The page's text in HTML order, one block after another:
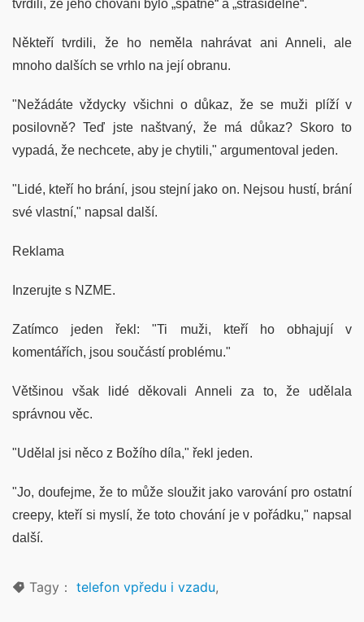
tvrdili, že jeho chování bylo „špatné“ a „strašidelné“.
Někteří tvrdili, že ho neměla nahrávat ani Anneli, ale
mnoho dalších se vrhlo na její obranu.
"Nežádáte vždycky všichni o důkaz, že se muži plíží v
posilovně? Teď jste naštvaný, že má důkaz? Skoro to
vypadá, že nechcete, aby je chytili," argumentoval jeden.
"Lidé, kteří ho brání, jsou stejní jako on. Nejsou hustí, brání
své vlastní," napsal další.
Reklama
Inzerujte s NZME.
Zatímco jeden řekl: "Ti muži, kteří ho obhajují v
komentářích, jsou součástí problému."
Většinou však lidé děkovali Anneli za to, že udělala
správnou věc.
"Udělal jsi něco z Božího díla," řekl jeden.
"Jo, doufejme, že to může sloužit jako varování pro ostatní
creepy, kteří si myslí, že toto chování je v pořádku," napsal
další.
Tagy： telefon vpředu i vzadu,